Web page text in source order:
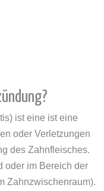
ist eine ist eine
oder Verletzungen
des Zahnfleisches.
oder im Bereich der
Zahnzwischenraum).